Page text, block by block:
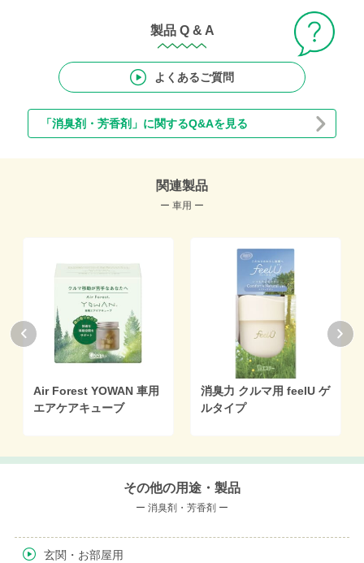
製品 Q & A
よくあるご質問
「消臭剤・芳香剤」に関するQ&Aを見る
関連製品
ー 車用 ー
Air Forest YOWAN 車用
エアケアキューブ
消臭力 クルマ用 feelU ゲ
ルタイプ
その他の用途・製品
ー 消臭剤・芳香剤 ー
玄関・お部屋用